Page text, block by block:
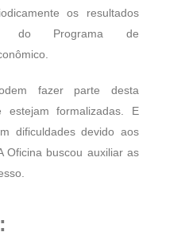
os resultados
do Programa de
fazer parte desta
estejam formalizadas. E
dificuldades devido aos
Oficina buscou auxiliar as